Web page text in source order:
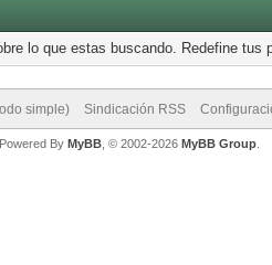
lo que estas buscando. Redefine tus
simple) Sindicación RSS
Powered By MyBB , © 2002-2026 MyBB Group